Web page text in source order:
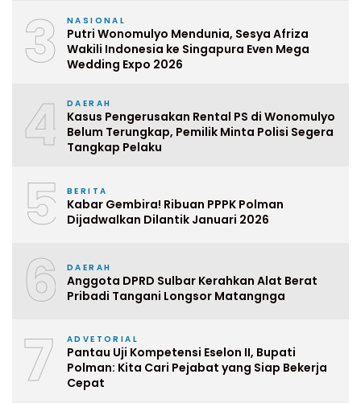
3 NASIONAL
Putri Wonomulyo Mendunia, Sesya Afriza
Wakili Indonesia ke Singapura Even Mega
Wedding Expo 2026
4 DAERAH
Kasus Pengerusakan Rental PS di Wonomulyo
Belum Terungkap, Pemilik Minta Polisi Segera
Tangkap Pelaku
5 BERITA
Kabar Gembira! Ribuan PPPK Polman
Dijadwalkan Dilantik Januari 2026
6 DAERAH
Anggota DPRD Sulbar Kerahkan Alat Berat
Pribadi Tangani Longsor Matangnga
7 ADVETORIAL
Pantau Uji Kompetensi Eselon II, Bupati
Polman: Kita Cari Pejabat yang Siap Bekerja
Cepat